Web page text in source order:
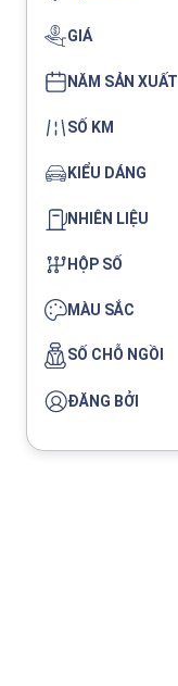
GIÁ
NĂM SẢN XUẤT
SỐ KM
KIỂU DÁNG
NHIÊN LIỆU
HỘP SỐ
MÀU SẮC
SỐ CHỖ NGỒI
ĐĂNG BỞI